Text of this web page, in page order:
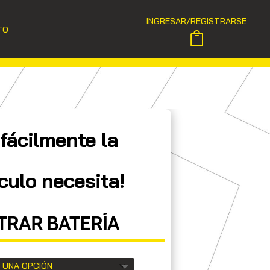
INGRESAR/REGISTRARSE
la
necesita!
BATERÍA